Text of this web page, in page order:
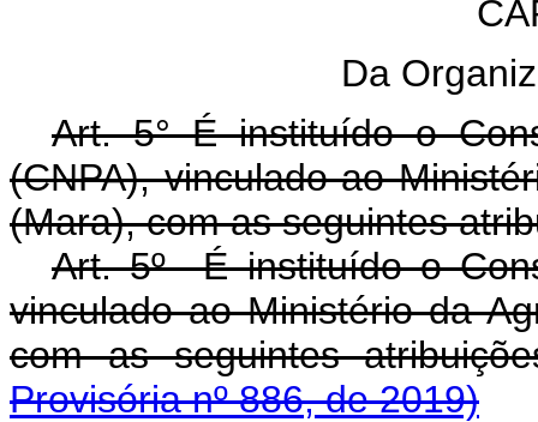
Da
Art. 5° É instituído o
(CNPA), vinculado ao
(Mara), com as seguintes
Art. 5º É instituído o
vinculado ao Ministério da
com as seguintes
Provisória nº 886, de 2019)